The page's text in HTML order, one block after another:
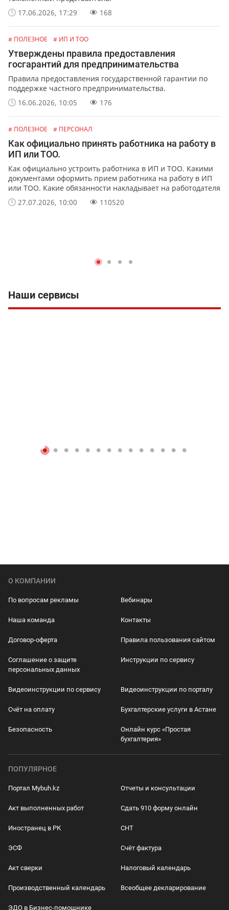
17.06.2026, 17:29
168
# ПОЛЕЗНОЕ # ИП И ТОО
Утверждены правила предоставления
госгарантий для предпринимательства
Правила предоставления государственной гарантии по
поддержке частного предпринимательства.
16.06.2026, 10:05
176
# ПОЛЕЗНОЕ # ПЕРСОНАЛ
Как официально принять работника на работу в
ИП или ТОО.
Как официально устроить работника в ИП и ТОО. Какими
документами оформить прием работника на работу в ИП
или ТОО. Какие обязанности накладывает на работодателя
официальное оформление работников.
27.07.2026, 10:00 110520
Наши сервисы
О КОМПАНИИ
По вопросам рекламы Вебинары
Наша команда Контакты
Договор-оферта Правила пользования сайтом
Соглашение о защите
персональных данных
Инструкции по сервису
Видеоинструкции по сервису Видеоинструкции по порталу
Счёт на оплату Бухгалтерские услуги в Астане
Безопасность
Онлайн курс «Простая
бухгалтерия»
ПОПУЛЯРНОЕ
Портал Mybuh.kz Отчеты и консультации
Акт выполненных работ Сдать 910 форму онлайн
Иностранец в РК СНТ
ЭСФ Счёт фактура
Акт сверки Налоговый календарь
Производственный календарь Всеобщее декларирование
ЭДО в Бизнес-помощнике